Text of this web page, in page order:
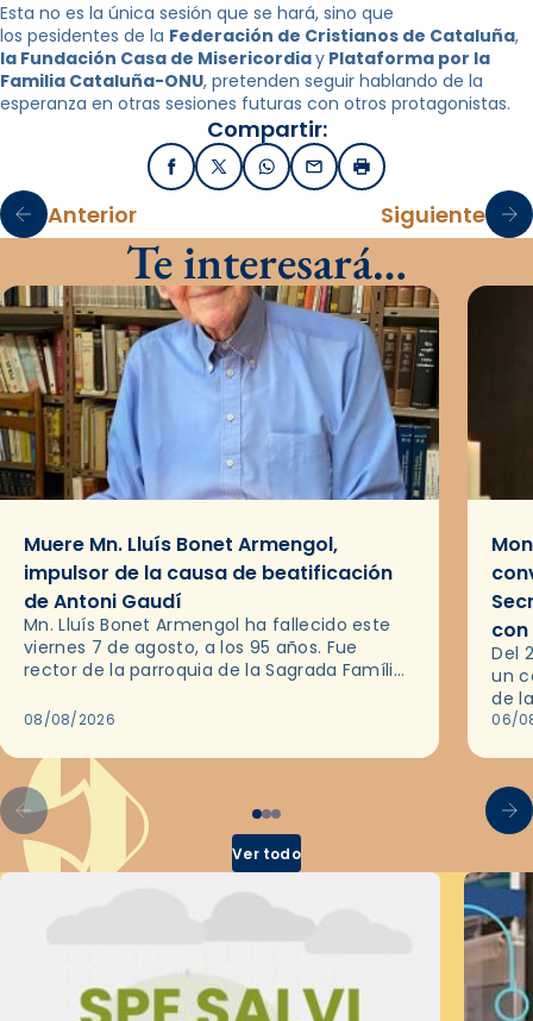
Esta no es la única sesión que se hará, sino que
los pesidentes de la Federación de Cristianos de Cataluña,
la Fundación Casa de Misericordiay Plataforma por la
Familia Cataluña-ONU, pretenden seguir hablando de la
esperanza en otras sesiones futuras con otros protagonistas.
Compartir:
FacebookX / TwitterWhatsApp
EmailImprimir
Anterior Siguiente
Te interesará…
Muere Mn. Lluís Bonet Armengol,
impulsor de la causa de beatificación
de Antoni Gaudí
Mn. Lluís Bonet Armengol ha fallecido este
viernes 7 de agosto, a los 95 años. Fue
rector de la parroquia de la Sagrada Família
08/08/2026
Del
un
de
en
06/
Ver todo